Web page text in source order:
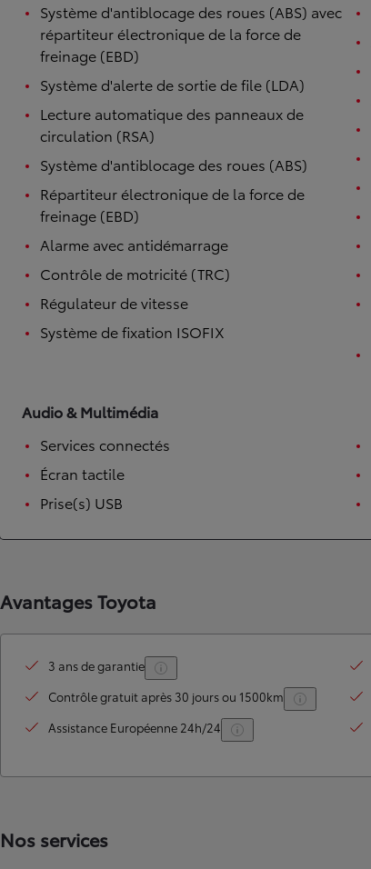
HYBRIDE OU HYBRIDE RECHARGEABLE
Disponible rapidement
Système d'antiblocage des roues (ABS) avec
répartiteur électronique de la force de
freinage (EBD)
Système d'alerte de sortie de file (LDA)
Lecture automatique des panneaux de
circulation (RSA)
Système d'antiblocage des roues (ABS)
Répartiteur électronique de la force de
freinage (EBD)
Alarme avec antidémarrage
Contrôle de motricité (TRC)
Régulateur de vitesse
Système de fixation ISOFIX
Audio & Multimédia
Services connectés
Écran tactile
Prise(s) USB
Avantages Toyota
3 ans de garantie
Contrôle gratuit après 30 jours ou 1500km
Assistance Européenne 24h/24
Nos services